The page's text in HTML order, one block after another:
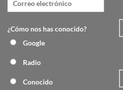
¿Cómo nos has conocido?
Google
Radio
Conocido